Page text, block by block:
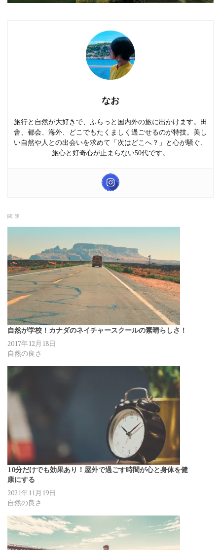
なお
旅行と自然が大好きで、ふらっと国内外の旅に出かけます。田
舎、都会、海外、どこでもたくましく過ごせるのが特技。美し
い自然や人との出会いを求めて「次はどこへ？」と心が騒ぐ、
旅心と好奇心が止まらない50代です。
関連
自然が学校！カナダのネイチャースクールの素晴らしさ！
2017年12月18日
自然の良さ
10分だけでも効果あり！屋外で過ごす時間が心と身体を健
康にする
2021年11月19日
自然の良さ